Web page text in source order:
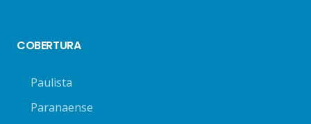
COBERTURA
Paulista
Paranaense